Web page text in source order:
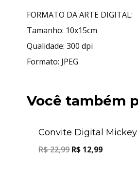
FORMATO DA ARTE DIGITAL:
Tamanho: 10x15cm
Qualidade: 300 dpi
Formato: JPEG
Você também
Convite Digital Mickey
R$22,99 R$ 12,99